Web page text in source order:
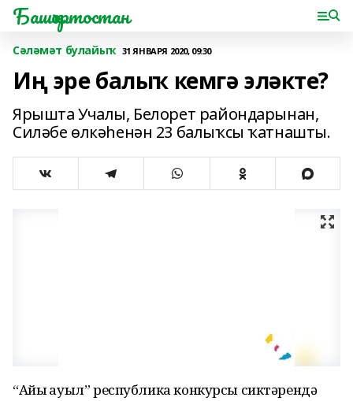
Башҡортостан
Сәләмәт булайыҡ 31 ЯНВАРЯ 2020, 09:30
Иң эре балыҡ кемгә эләкте?
Ярышта Учалы, Белорет райондарынан,
Силәбе өлкәһенән 23 балыҡсы ҡатнашты.
“Айыҡ ауыл” республика конкурсы сиктәрендә